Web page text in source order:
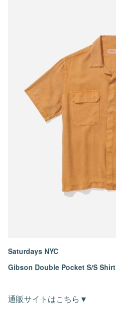
Saturdays NYC
Gibson Double Pocket S/S Shirt
通販サイトはこちら▼